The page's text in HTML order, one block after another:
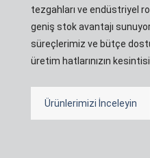
tezgahları ve endüstriyel
geniş stok avantajı
süreçlerimiz ve bütçe
üretim hatlarınızın
Ürünlerimizi İnceleyin